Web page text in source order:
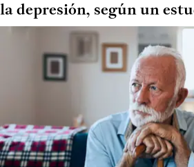
la depresión, según un